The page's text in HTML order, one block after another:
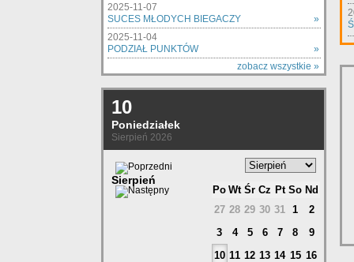
2025-11-07
SUCES MŁODYCH BIEGACZY
»
2025-11-04
PODZIAŁ PUNKTÓW
»
zobacz wszystkie »
10
Poniedziałek
Sierpień 2026
Sierpień
Po Wt Śr Cz Pt So Nd
27 28 29 30 31 1
2
3
4 5 6 7 8
9
10 11 12 13 14 15 16